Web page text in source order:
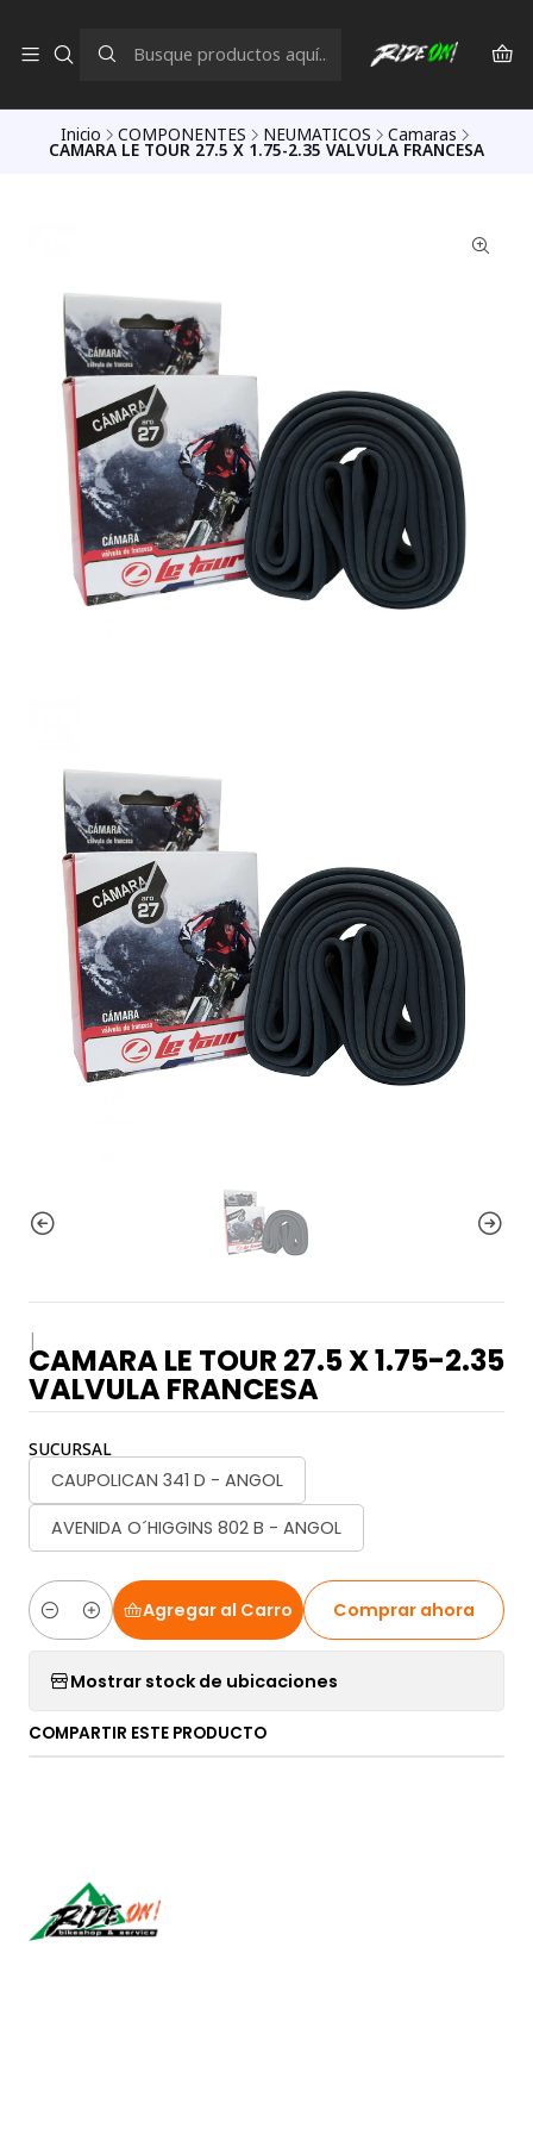
Inicio COMPONENTES NEUMATICOS Camaras
CAMARA LE TOUR 27.5 X 1.75-2.35 VALVULA FRANCESA
|
CAMARA LE TOUR 27.5 X 1.75-2.35
VALVULA FRANCESA
SUCURSAL
CAUPOLICAN 341 D - ANGOL
AVENIDA O´HIGGINS 802 B - ANGOL
Cantidad
Agregar al Carro Comprar ahora
Mostrar stock de ubicaciones
COMPARTIR ESTE PRODUCTO